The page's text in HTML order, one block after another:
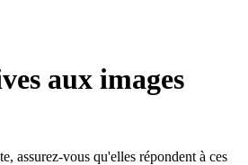
aux images
assurez-vous qu'elles répondent à ces